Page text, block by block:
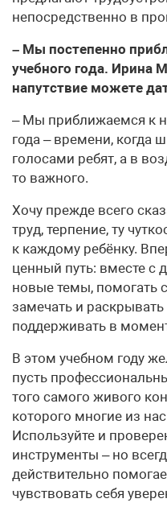
непосредственно в
– Мы постепенно
учебного года. Ирина
напутствие можете
– Мы приближаемся к
года – времени, когда
голосами ребят, а в
то важного.
Хочу прежде всего
труд, терпение, ту
к каждому ребёнку.
ценный путь: вместе с
новые темы, помогать
замечать и
поддерживать в
В этом учебном году
пусть
того самого живого
которого многие из
Используйте и
инструменты – но
действительно
чувствовать себя